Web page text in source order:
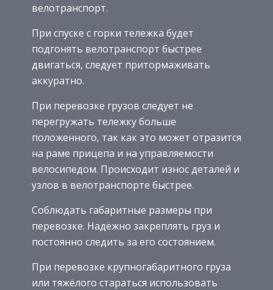
велотранспорт.
При спуске с горки тележка будет
подгонять велотранспорт быстрее
двигаться, следует притормаживать
аккуратно.
При перевозке грузов следует не
перегружать тележку больше
положенного, так как это может отразится
на раме прицепа и на управляемости
велосипедом. Происходит износ деталей и
узлов в велотранспорте быстрее.
Соблюдать габаритные размеры при
перевозке. Надёжно закреплять груз и
постоянно следить за его состоянием.
При перевозке крупногабаритного груза
или тяжёлого стараться использовать